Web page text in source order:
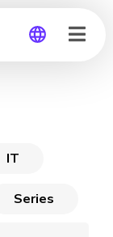
IT
Series